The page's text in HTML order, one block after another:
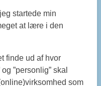
startede min
at lære i den
finde ud af hvor
”personlig” skal
som